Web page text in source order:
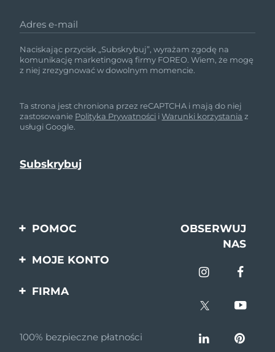
Adres e-mail
Naciskając przycisk „Subskrybuj”, wyrażam zgodę na
komunikację marketingową firmy FOREO. Wiem, że mogę
z niej zrezygnować w dowolnym momencie.
Ta strona jest chroniona przez reCAPTCHA i mają do niej
zastosowanie Polityka Prywatności iWarunki korzystania z
usługi Google.
POMOC
Kontakt
OBSERWUJ
NAS
MOJE KONTO
FIRMA
Program partnerski
100% bezpieczne płatności